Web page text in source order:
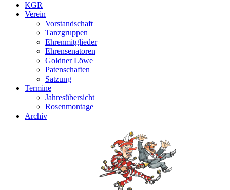
KGR
Verein
Vorstandschaft
Tanzgruppen
Ehrenmitglieder
Ehrensenatoren
Goldner Löwe
Patenschaften
Satzung
Termine
Jahresübersicht
Rosenmontage
Archiv